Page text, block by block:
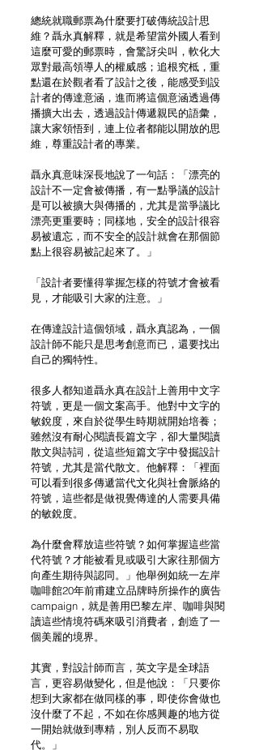
總統就職郵票為什麼要打破傳統設計思
維？聶永真解釋，就是希望當外國人看到
這麼可愛的郵票時，會驚訝尖叫，軟化大
眾對最高領導人的權威感；追根究柢，重
點還在於觀者看了設計之後，能感受到設
計者的傳達意涵，進而將這個意涵透過傳
播擴大出去，透過設計傳遞親民的語彙，
讓大家領悟到，連上位者都能以開放的思
維，尊重設計者的專業。
聶永真意味深長地說了一句話：「漂亮的
設計不一定會被傳播，有一點爭議的設計
是可以被擴大與傳播的，尤其是當爭議比
漂亮更重要時；同樣地，安全的設計很容
易被遺忘，而不安全的設計就會在那個節
點上很容易被記起來了。」
「設計者要懂得掌握怎樣的符號才會被看
見，才能吸引大家的注意。」
在傳達設計這個領域，聶永真認為，一個
設計師不能只是思考創意而已，還要找出
自己的獨特性。
很多人都知道聶永真在設計上善用中文字
符號，更是一個文案高手。他對中文字的
敏銳度，來自於從學生時期就開始培養；
雖然沒有耐心閱讀長篇文字，卻大量閱讀
散文與詩詞，從這些短篇文字中發掘設計
符號，尤其是當代散文。他解釋：「裡面
可以看到很多傳遞當代文化與社會脈絡的
符號，這些都是做視覺傳達的人需要具備
的敏銳度。
為什麼會釋放這些符號？如何掌握這些當
代符號？才能被看見或吸引大家往那個方
向產生期待與認同。」他舉例如統一左岸
咖啡館20年前甫建立品牌時所操作的廣告
campaign，就是善用巴黎左岸、咖啡與閱
讀這些情境符碼來吸引消費者，創造了一
個美麗的境界。
其實，對設計師而言，英文字是全球語
言，更容易做變化，但是他說：「只要你
想到大家都在做同樣的事，即使你會做也
沒什麼了不起，不如在你感興趣的地方從
一開始就做到專精，別人反而不易取
代。」